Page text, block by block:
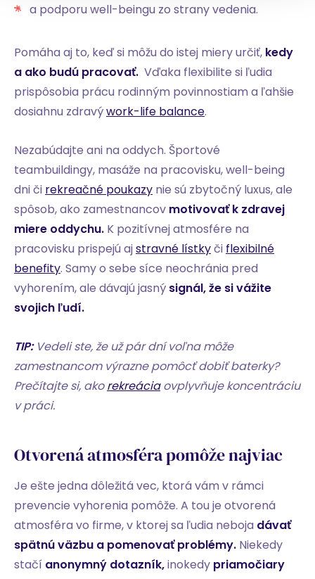
a podporu well-beingu zo strany vedenia.
Pomáha aj to, keď si môžu do istej miery určiť, kedy
a ako budú pracovať. Vďaka flexibilite si ľudia
prispôsobia prácu rodinným povinnostiam a ľahšie
dosiahnu zdravýwork-life balance.
Nezabúdajte ani na oddych. Športové
teambuildingy, masáže na pracovisku, well-being
dni či rekreačné poukazy nie sú zbytočný luxus, ale
spôsob, ako zamestnancov motivovať k zdravej
miere oddychu. K pozitívnej atmosfére na
pracovisku prispejú ajstravné lístkyči flexibilné
benefity. Samy o sebe síce neochránia pred
vyhorením, ale dávajú jasný signál, že si vážite
svojich ľudí.
TIP: Vedeli ste, že už pár dní voľna môže
zamestnancom výrazne pomôcť dobiť baterky?
Prečítajte si, akorekreáciaovplyvňuje koncentráciu
v práci.
Otvorená atmosféra pomôže najviac
Je ešte jedna dôležitá vec, ktorá vám v rámci
prevencie vyhorenia pomôže. A tou je otvorená
atmosféra vo firme, v ktorej sa ľudia neboja dávať
spätnú väzbu a pomenovať problémy. Niekedy
stačí anonymný dotazník,inokedy priamočiary